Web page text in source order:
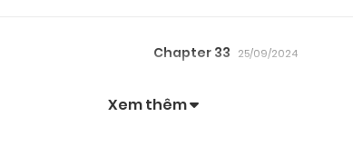
Chapter 33 25/09/2024
Xem thêm